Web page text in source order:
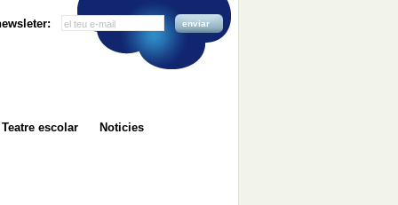
enviar
Teatre escolar Noticies